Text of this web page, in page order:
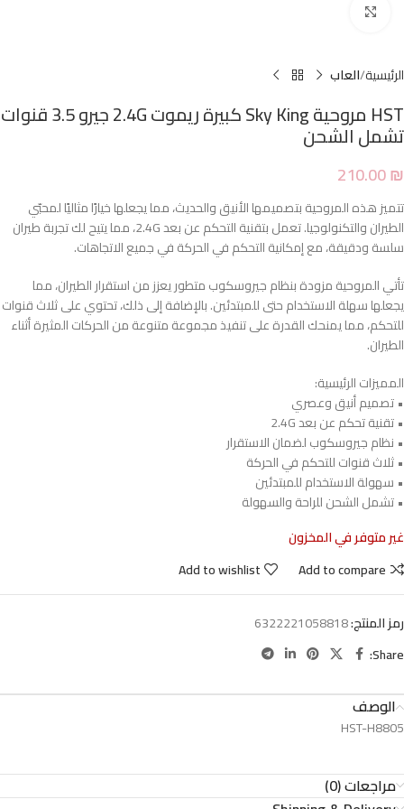
الرئيسية العاب
HST مروحية Sky King كبيرة ريموت 2.4G جيرو 3.5 قنوات
تشمل الشحن
210.00₪
تتميز هذه المروحية بتصميمها الأنيق والحديث، مما يجعلها خيارًا مثاليًا لمحبّي
الطيران والتكنولوجيا. تعمل بتقنية التحكم عن بعد 2.4G، مما يتيح لك تجربة طيران
سلسة ودقيقة، مع إمكانية التحكم في الحركة في جميع الاتجاهات.
تأتي المروحية مزودة بنظام جيروسكوب متطور يعزز من استقرار الطيران، مما
يجعلها سهلة الاستخدام حتى للمبتدئين. بالإضافة إلى ذلك، تحتوي على ثلاث قنوات
للتحكم، مما يمنحك القدرة على تنفيذ مجموعة متنوعة من الحركات المثيرة أثناء
الطيران.
المميزات الرئيسية:
• تصميم أنيق وعصري
• تقنية تحكم عن بعد 2.4G
• نظام جيروسكوب لضمان الاستقرار
• ثلاث قنوات للتحكم في الحركة
• سهولة الاستخدام للمبتدئين
• تشمل الشحن للراحة والسهولة
غير متوفر في المخزون
Add to compare
Add to wishlist
رمز المنتج:6322221058818
Share:
الوصف
HST-H8805
مراجعات (0)